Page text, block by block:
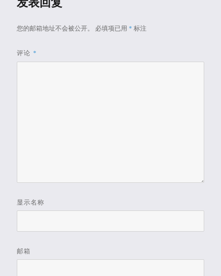
您的邮箱地址不会被公开。 必填项已用 * 标注
评论 *
显示名称
邮箱